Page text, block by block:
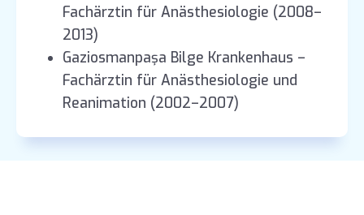
Fachärztin für Anästhesiologie (2008–
2013)
Gaziosmanpaşa Bilge Krankenhaus –
Fachärztin für Anästhesiologie und
Reanimation (2002–2007)